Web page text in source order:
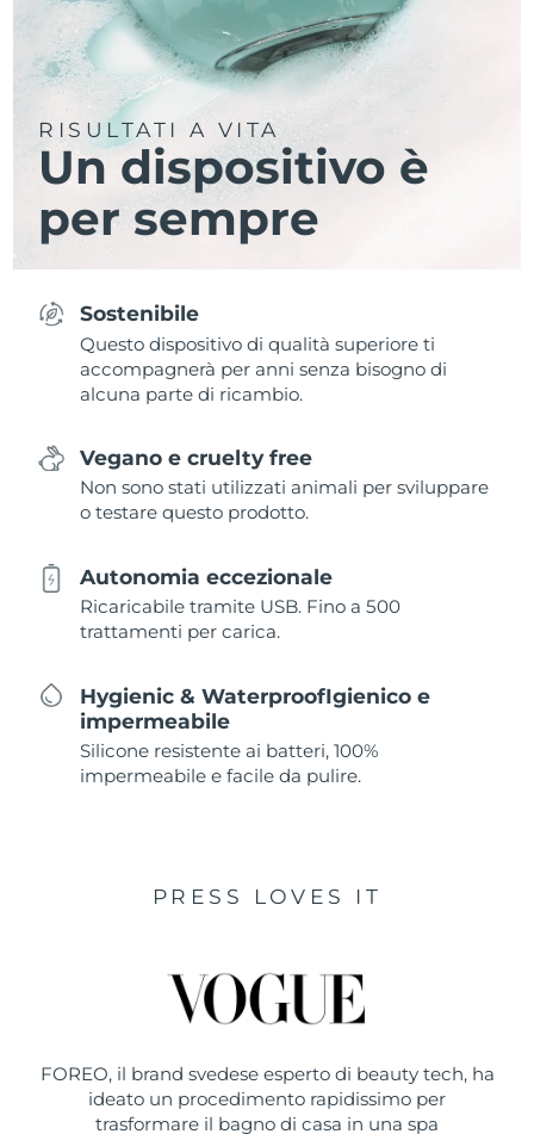
RISULTATI A VITA
Un dispositivo è
per sempre
Sostenibile
Questo dispositivo di qualità superiore ti
accompagnerà per anni senza bisogno di
alcuna parte di ricambio.
Vegano e cruelty free
Non sono stati utilizzati animali per sviluppare
o testare questo prodotto.
Autonomia eccezionale
Ricaricabile tramite USB. Fino a 500
trattamenti per carica.
Hygienic & WaterproofIgienico e
impermeabile
Silicone resistente ai batteri, 100%
impermeabile e facile da pulire.
PRESS LOVES IT
FOREO, il brand svedese esperto di beauty tech, ha
ideato un procedimento rapidissimo per
trasformare il bagno di casa in una spa